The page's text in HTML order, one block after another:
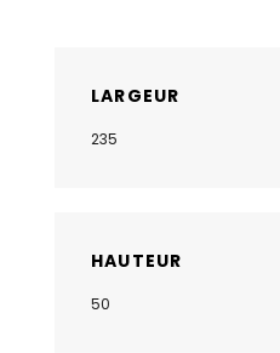
LARGEUR
235
HAUTEUR
50